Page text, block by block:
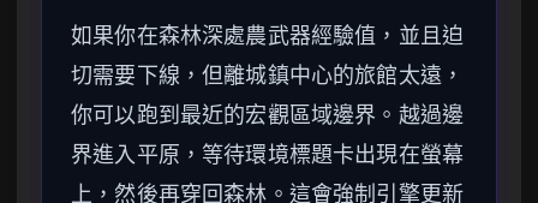
如果你在森林深處農武器經驗值，並且迫
切需要下線，但離城鎮中心的旅館太遠，
你可以跑到最近的宏觀區域邊界。越過邊
界進入平原，等待環境標題卡出現在螢幕
上，然後再穿回森林。這會強制引擎更新